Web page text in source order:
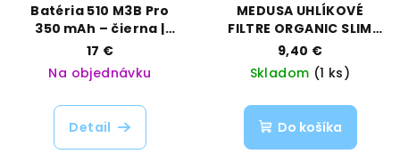
Batéria 510 M3B Pro
350 mAh – čierna |
CCELL | Vaporama
17 €
Na objednávku
Detail
MEDUSA UHLÍKOVÉ
FILTRE ORGANIC SLIM
50KS - 6MM
9,40 €
Skladom (1 ks)
Do košíka